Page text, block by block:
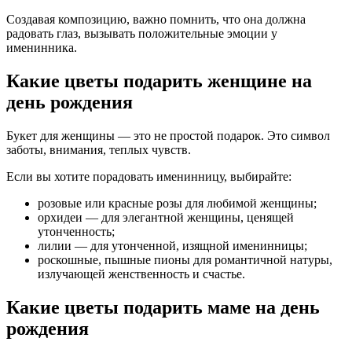
Создавая композицию, важно помнить, что она должна
радовать глаз, вызывать положительные эмоции у
именинника.
Какие цветы подарить женщине на
день рождения
Букет для женщины — это не простой подарок. Это символ
заботы, внимания, теплых чувств.
Если вы хотите порадовать именинницу, выбирайте:
розовые или красные розы для любимой женщины;
орхидеи — для элегантной женщины, ценящей
утонченность;
лилии — для утонченной, изящной именинницы;
роскошные, пышные пионы для романтичной натуры,
излучающей женственность и счастье.
Какие цветы подарить маме на день
рождения